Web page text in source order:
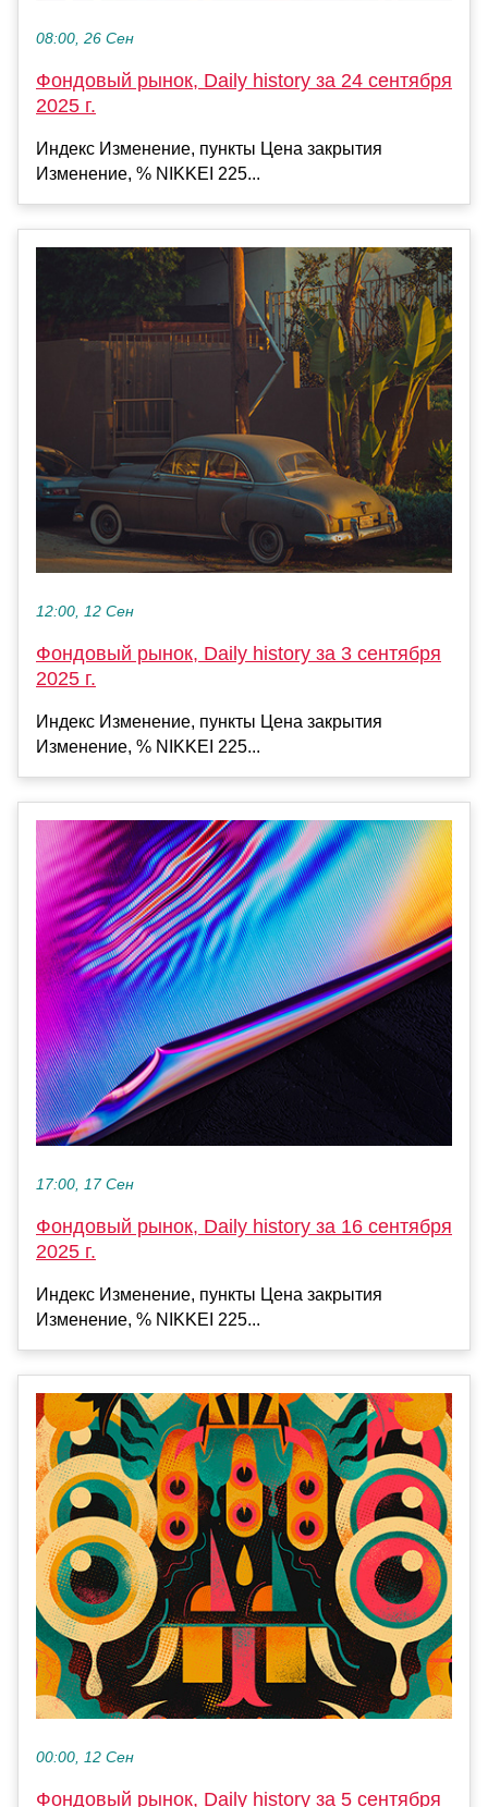
08:00, 26 Сен
Фондовый рынок, Daily history за 24 сентября
2025 г.
Индекс Изменение, пункты Цена закрытия
Изменение, % NIKKEI 225...
12:00, 12 Сен
Фондовый рынок, Daily history за 3 сентября
2025 г.
Индекс Изменение, пункты Цена закрытия
Изменение, % NIKKEI 225...
17:00, 17 Сен
Фондовый рынок, Daily history за 16 сентября
2025 г.
Индекс Изменение, пункты Цена закрытия
Изменение, % NIKKEI 225...
00:00, 12 Сен
Фондовый рынок, Daily history за 5 сентября